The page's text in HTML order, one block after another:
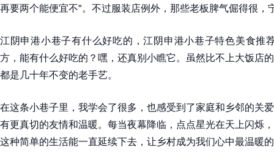
再要两个能便宜不"。不过服装店例外，那些老板脾气倔得很，
江阴申港小巷子有什么好吃的，江阴申港小巷子特色美食推
方，能有什么好吃的？嘿，还真别小瞧它。虽然比不上大饭店
都是几十年不变的老手艺。
在这条小巷子里，我学会了很多，也感受到了家庭和乡邻的关
有更真切的友情和温暖。每当夜幕降临，点点星光在天上闪烁
这种简单的生活能一直延续下去，让乡村成为我们心中最温暖